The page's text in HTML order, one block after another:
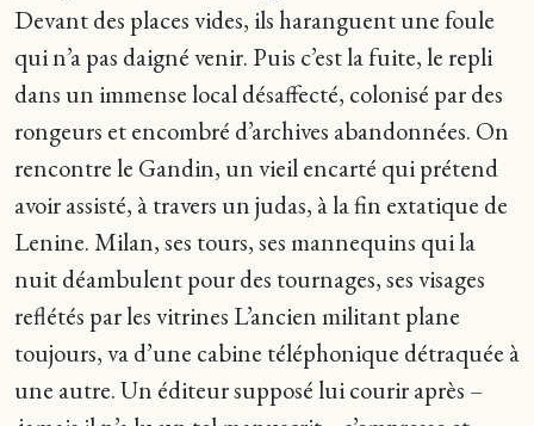
Devant des places vides, ils haranguent une foule
qui n’a pas daigné venir. Puis c’est la fuite, le repli
dans un immense local désaffecté, colonisé par des
rongeurs et encombré d’archives abandonnées. On
rencontre le Gandin, un vieil encarté qui prétend
avoir assisté, à travers un judas, à la fin extatique de
Lenine. Milan, ses tours, ses mannequins qui la
nuit déambulent pour des tournages, ses visages
reflétés par les vitrines L’ancien militant plane
toujours, va d’une cabine téléphonique détraquée à
une autre. Un éditeur supposé lui courir après –